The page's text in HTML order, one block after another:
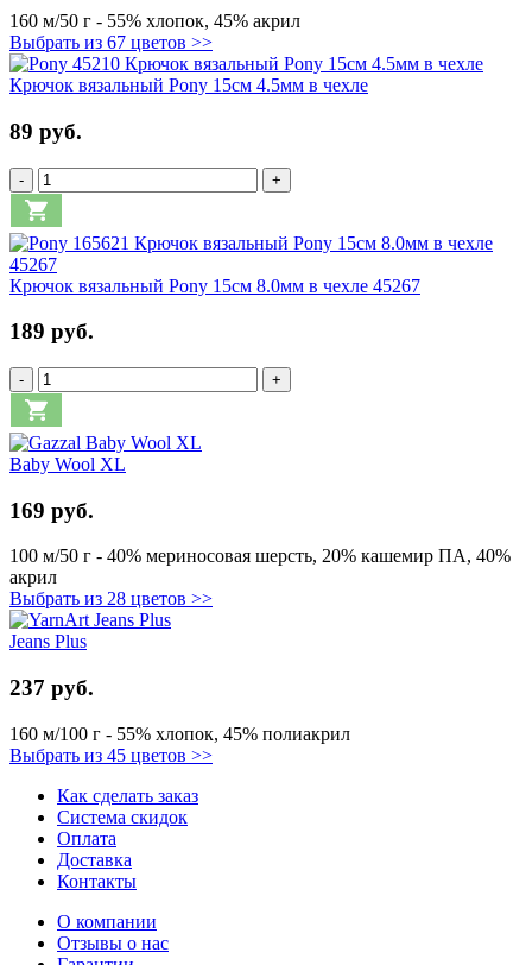
160 м/50 г - 55% хлопок, 45% акрил
Выбрать из 67 цветов >>
Крючок вязальный Pony 15см 4.5мм в чехле
89 руб.
- +
Крючок вязальный Pony 15см 8.0мм в чехле 45267
189 руб.
- +
Baby Wool XL
169 руб.
100 м/50 г - 40% мериносовая шерсть, 20% кашемир ПА, 40%
акрил
Выбрать из 28 цветов >>
Jeans Plus
237 руб.
160 м/100 г - 55% хлопок, 45% полиакрил
Выбрать из 45 цветов >>
Как сделать заказ
Система скидок
Оплата
Доставка
Контакты
О компании
Отзывы о нас